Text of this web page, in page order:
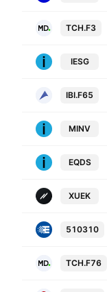
TCH.F3
IESG
IBI.F65
MINV
EQDS
XUEK
510310
TCH.F76